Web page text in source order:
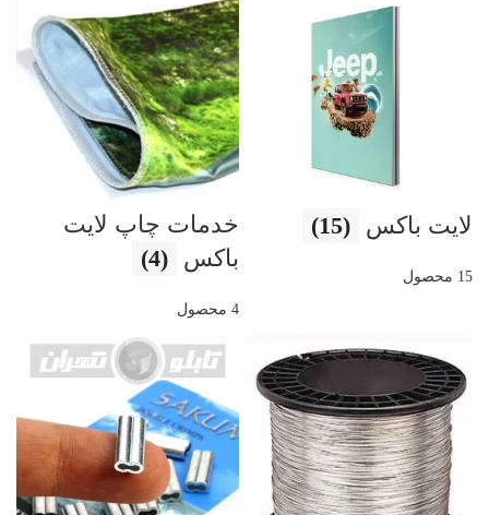
لایت باکس (15)
15 محصول
خدمات چاپ لایت
باکس (4)
4 محصول